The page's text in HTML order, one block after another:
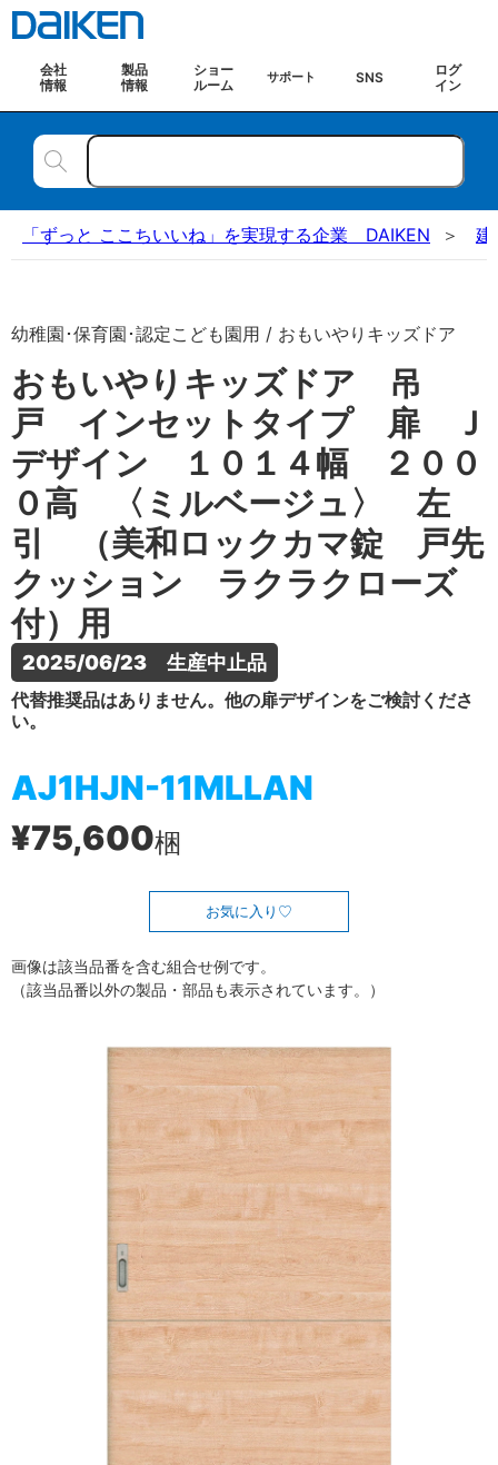
会社
情報
製品
情報
ショー
ルーム
サポート SNS
ログ
イン
「ずっと ここちいいね」を実現する企業 DAIKEN 建
幼稚園･保育園･認定こども園用 / おもいやりキッズドア
おもいやりキッズドア 吊
戸 インセットタイプ 扉 Ｊ
デザイン １０１４幅 ２００
０高 〈ミルベージュ〉 左
引 （美和ロックカマ錠 戸先
クッション ラクラクローズ
付）用
2025/06/23　生産中止品
代替推奨品はありません。他の扉デザインをご検討くださ
い。
AJ1HJN-11MLLAN
¥75,600梱
お気に入り
画像は該当品番を含む組合せ例です。
（該当品番以外の製品・部品も表示されています。）